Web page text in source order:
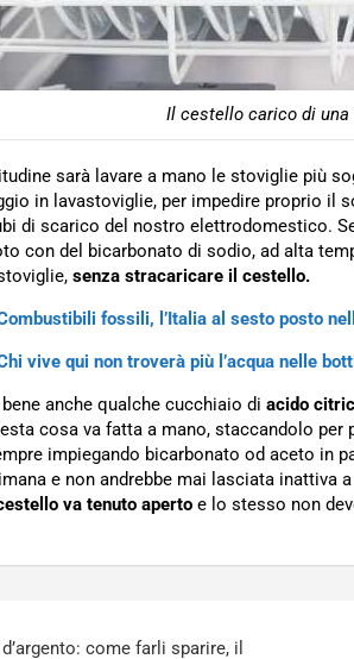
Il cestello carico di una
sarà lavare a mano le stoviglie più
in lavastoviglie, per impedire proprio il
di scarico del nostro elettrodomestico.
con del bicarbonato di sodio, ad alta
senza stracaricare il cestello.
fossili, l’Italia al sesto posto
vive qui non troverà più l’acqua nelle
anche qualche cucchiaio di acido
cosa va fatta a mano, staccandolo
impiegando bicarbonato od aceto in
e non andrebbe mai lasciata inattiva
va tenuto aperto e lo stesso non
come farli sparire, il